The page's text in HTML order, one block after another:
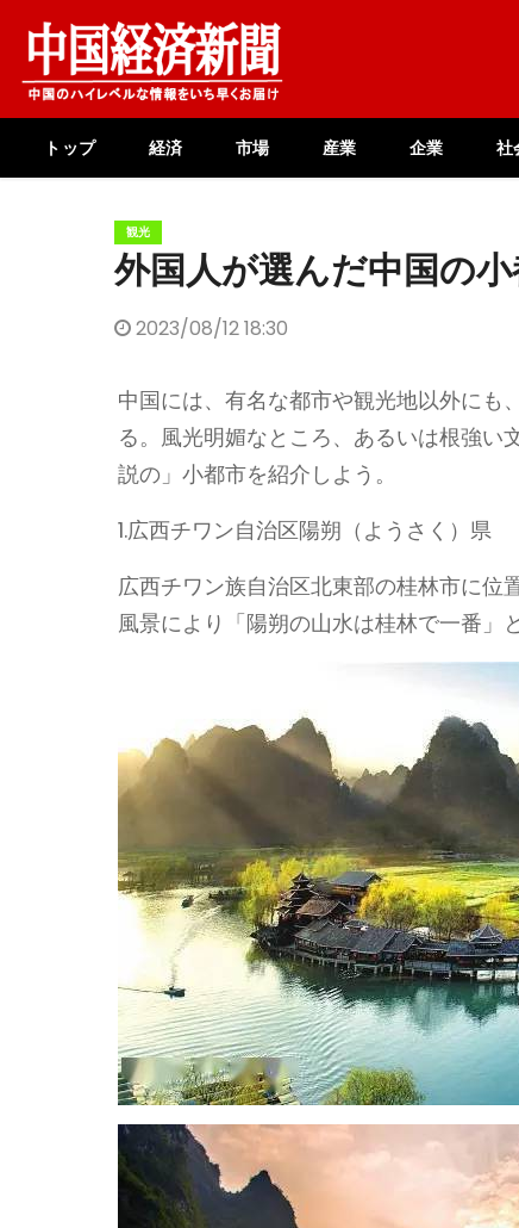
content
トップ 経済 市場 産業 企業 社
観光
外国人が選んだ中国の
2023/08/12 18:30
中国には、有名な都市や観光地以外にも
る。風光明媚なところ、あるいは根強
説の」小都市を紹介しよう。
1.広西チワン自治区陽朔（ようさく）県
広西チワン族自治区北東部の桂林市に
風景により「陽朔の山水は桂林で一番」